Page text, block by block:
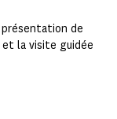
de
et la visite guidée